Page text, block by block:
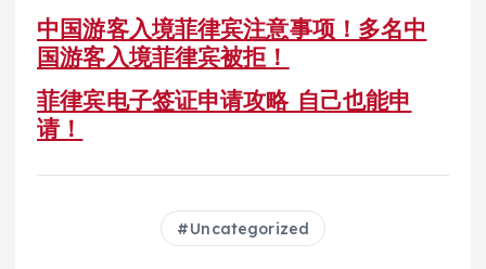
中国游客入境菲律宾注意事项！多名中
国游客入境菲律宾被拒！
菲律宾电子签证申请攻略 自己也能申
请！
Uncategorized